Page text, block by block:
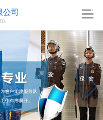
公司